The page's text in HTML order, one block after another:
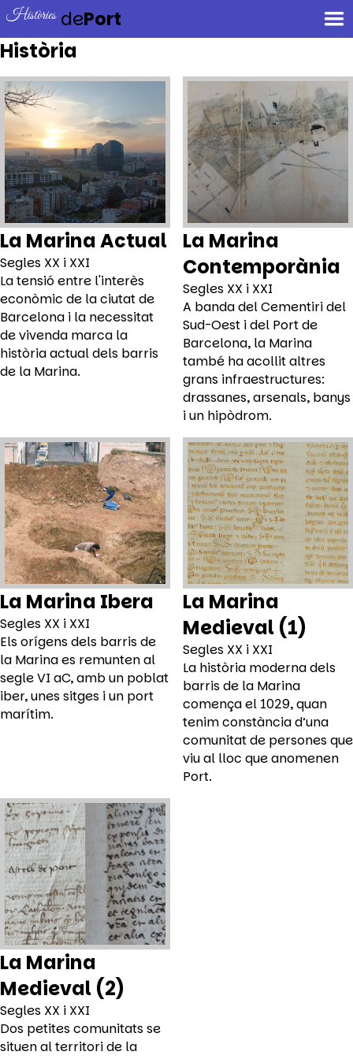
HistòriesdePort
Història
La Marina Actual
Segles XX i XXI
La tensió entre l'interès
econòmic de la ciutat de
Barcelona i la necessitat
de vivenda marca la
història actual dels barris
de la Marina.
La Marina
Contemporània
Segles XX i XXI
A banda del Cementiri del
Sud-Oest i del Port de
Barcelona, la Marina
també ha acollit altres
grans infraestructures:
drassanes, arsenals, banys
i un hipòdrom.
La Marina Ibera
Segles XX i XXI
Els orígens dels barris de
la Marina es remunten al
segle VI aC, amb un poblat
iber, unes sitges i un port
marítim.
La Marina
Medieval (1)
Segles XX i XXI
La història moderna dels
barris de la Marina
comença el 1029, quan
tenim constància d’una
comunitat de persones que
viu al lloc que anomenen
Port.
La Marina
Medieval (2)
Segles XX i XXI
Dos petites comunitats se
situen al territori de la